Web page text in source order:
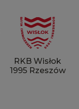
RKB Wisłok
1995 Rzeszów